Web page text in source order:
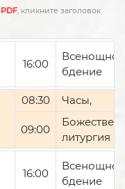
PDF, кликните заголовок
16:00
Всенощное
бдение
08:30 Часы,
09:00
литургия
16:00
Всенощное
бдение